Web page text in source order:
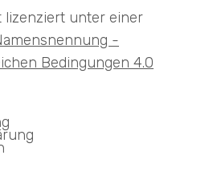
lizenziert unter einer
-
Bedingungen 4.0